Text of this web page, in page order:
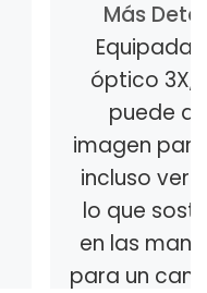
Más
Equipada
óptico 3X,
puede
imagen
incluso ver
lo que
en las
para un